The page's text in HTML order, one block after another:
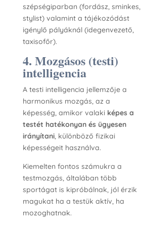
szépségiparban (fordász, sminkes,
stylist) valamint a tájékozódást
igénylő pályáknál (idegenvezető,
taxisofőr).
4. Mozgásos (testi)
intelligencia
A testi intelligencia jellemzője a
harmonikus mozgás, az a
képesség, amikor valaki képes a
testét hatékonyan és ügyesen
irányítani, különböző fizikai
képességeit használva.
Kiemelten fontos számukra a
testmozgás, általában több
sportágat is kipróbálnak, jól érzik
magukat ha a testük aktív, ha
mozoghatnak.